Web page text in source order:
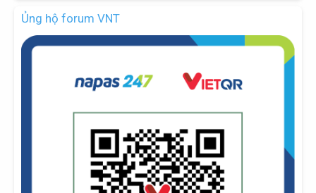
Ủng hộ forum VNT